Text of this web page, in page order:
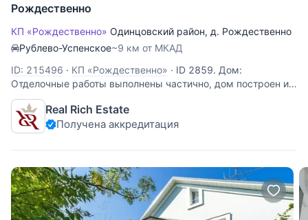
Рождественно
КП «Рождественно» Одинцовский район, д. Рождественно
Рублево-Успенское~9 км от МКАД
ID: 215496 · КП «Рождественно» · ID 2859. Дом:
Отделочные работы выполнены частично, дом построен из
керамического кирпича, облицован клинкерным кирпичем,
бетонные перекрытия, тиголовая крыша, высота потолков
в чистоте 3.4 м. Участок: Участок правильной формы с
Real Rich Estate
Получена аккредитация